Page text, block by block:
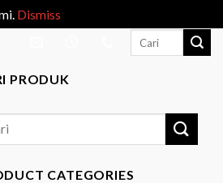
Dismiss
PRODUK
CATEGORIES